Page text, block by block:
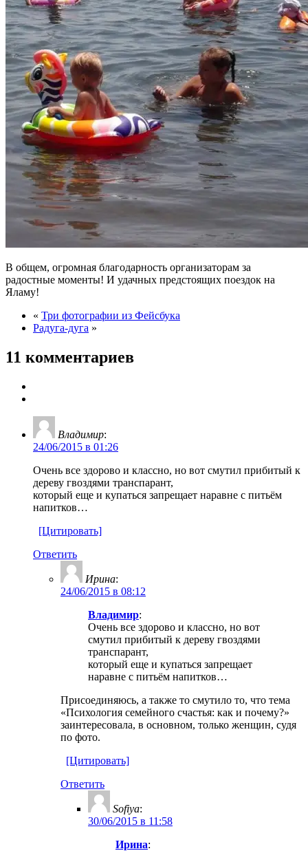
В общем, огромная благодарность организаторам за
радостные моменты! И удачных предстоящих поездок на
Яламу!
« Три фотографии из Фейсбука
Радуга-дуга »
11 комментариев
Владимир:
24/06/2015 в 01:26
Очень все здорово и классно, но вот смутил прибитый к
дереву гвоздями транспарант,
который еще и купаться запрещает наравне с питьём
напитков…
[Цитировать]
Ответить
Ирина:
24/06/2015 в 08:12
Владимир:
Очень все здорово и классно, но вот
смутил прибитый к дереву гвоздями
транспарант,
который еще и купаться запрещает
наравне с питьём напитков…
Присоединяюсь, а также то смутило то, что тема
«Психология семейного счастья: как и почему?»
заинтересовала, в основном, только женщин, судя
по фото.
[Цитировать]
Ответить
Sofiya:
30/06/2015 в 11:58
Ирина: